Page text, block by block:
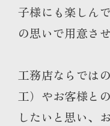
子様にも楽しん
の思いで用意さ
工務店ならでは
工）やお客様と
したいと思い、